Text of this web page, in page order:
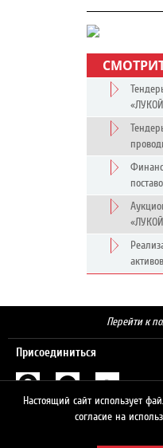
активов
Перейти к
Присоединиться
Настоящий сайт использует
согласие на